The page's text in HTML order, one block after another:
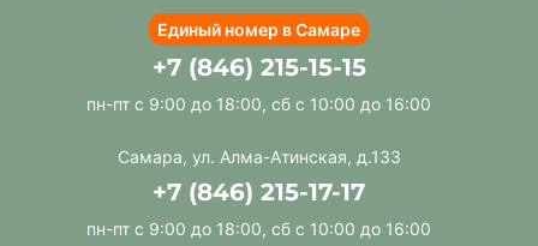
Единый номер в Самаре
+7 (846) 215-15-15
пн-пт с 9:00 до 18:00, сб с 10:00 до 16:00
Самара, ул. Алма-Атинская, д.133
+7 (846) 215-17-17
пн-пт с 9:00 до 18:00, сб с 10:00 до 16:00